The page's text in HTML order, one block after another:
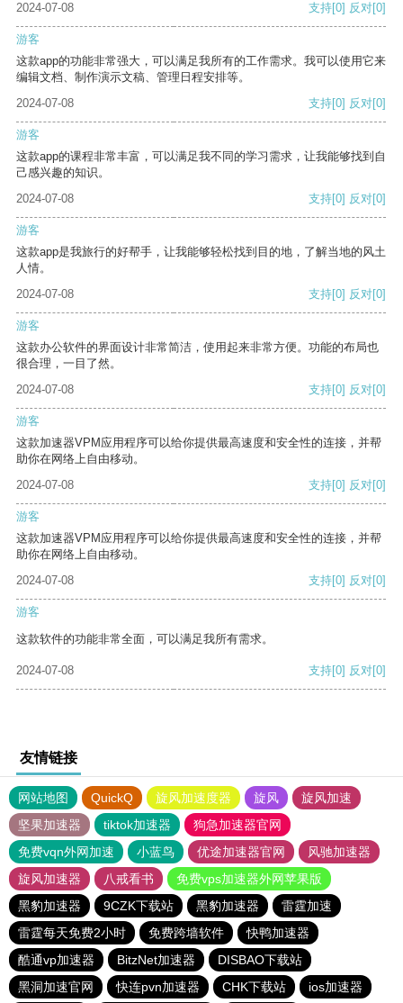
2024-07-08 支持[0] 反对[0]
游客
这款app的功能非常强大，可以满足我所有的工作需求。我可以使用它来
编辑文档、制作演示文稿、管理日程安排等。
2024-07-08
支持[0] 反对[0]
游客
这款app的课程非常丰富，可以满足我不同的学习需求，让我能够找到自
己感兴趣的知识。
2024-07-08
支持[0] 反对[0]
游客
这款app是我旅行的好帮手，让我能够轻松找到目的地，了解当地的风土
人情。
2024-07-08
支持[0] 反对[0]
游客
这款办公软件的界面设计非常简洁，使用起来非常方便。功能的布局也
很合理，一目了然。
2024-07-08
支持[0] 反对[0]
游客
这款加速器VPM应用程序可以给你提供最高速度和安全性的连接，并帮
助你在网络上自由移动。
2024-07-08
支持[0] 反对[0]
游客
这款加速器VPM应用程序可以给你提供最高速度和安全性的连接，并帮
助你在网络上自由移动。
2024-07-08
支持[0] 反对[0]
游客
这款软件的功能非常全面，可以满足我所有需求。
2024-07-08 支持[0] 反对[0]
友情链接
网站地图 QuickQ 旋风加速度器 旋风
旋风加速
坚果加速器
tiktok加速器
狗急加速器官网
免费vqn外网加速
小蓝鸟 优途加速器官网
风驰加速器
旋风加速器
八戒看书
免费vps加速器外网苹果版
黑豹加速器
9CZK下载站 黑豹加速器
雷霆加速
雷霆每天免费2小时
免费跨墙软件
快鸭加速器
酷通vp加速器
BitzNet加速器
DISBAO下载站
黑洞加速官网
快连pvn加速器 CHK下载站 ios加速器